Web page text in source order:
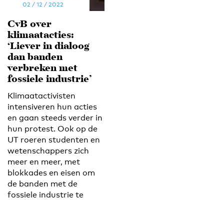
02 / 12 / 2022
CvB over
klimaatacties:
‘Liever in dialoog
dan banden
verbreken met
fossiele industrie’
Klimaatactivisten
intensiveren hun acties
en gaan steeds verder in
hun protest. Ook op de
UT roeren studenten en
wetenschappers zich
meer en meer, met
blokkades en eisen om
de banden met de
fossiele industrie te